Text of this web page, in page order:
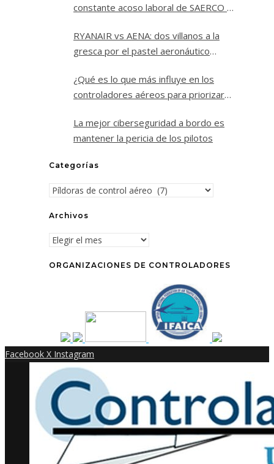
constante acoso laboral de SAERCO a
RYANAIR vs AENA: dos villanos a la
gresca por el pastel aeronáutico
¿Qué es lo que más influye en los
controladores aéreos para priorizar
La mejor ciberseguridad a bordo es
mantener la pericia de los pilotos
Categorías
Categorías
Archivos
Archivos
ORGANIZACIONES DE CONTROLADORES
Facebook X Instagram